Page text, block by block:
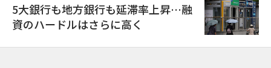
5大銀行も地方銀行も延滞率上昇…融
資のハードルはさらに高く